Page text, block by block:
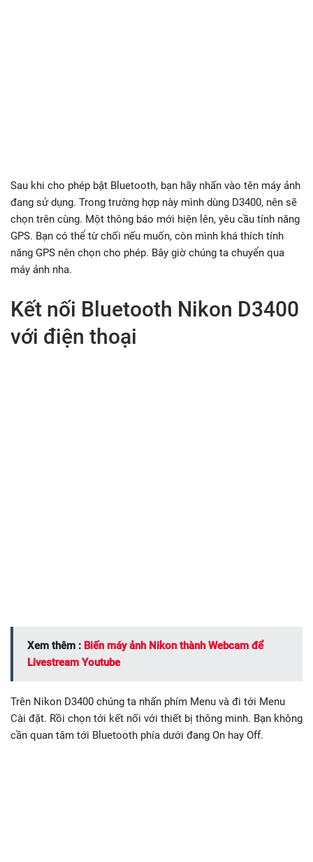
Sau khi cho phép bật Bluetooth, bạn hãy nhấn vào tên máy ảnh
đang sử dụng. Trong trường hợp này mình dùng D3400, nên sẽ
chọn trên cùng. Một thông báo mới hiện lên, yêu cầu tính năng
GPS. Bạn có thể từ chối nếu muốn, còn mình khá thích tính
năng GPS nên chọn cho phép. Bây giờ chúng ta chuyển qua
máy ảnh nha.
Kết nối Bluetooth Nikon D3400
với điện thoại
Xem thêm : Biến máy ảnh Nikon thành Webcam để
Livestream Youtube
Trên Nikon D3400 chúng ta nhấn phím Menu và đi tới Menu
Cài đặt. Rồi chọn tới kết nối với thiết bị thông minh. Bạn không
cần quan tâm tới Bluetooth phía dưới đang On hay Off.